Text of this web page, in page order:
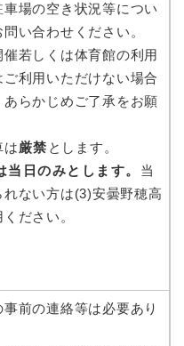
車場の空き状況等につい
い合わせください。
若しくは体育館の利用
利用いただけない場合
あらかじめご了承をお願
は厳禁 とします。
当日のみとします。 当
れない方は(3)安曇野穂高
ださい。
前の連絡等は必要あり